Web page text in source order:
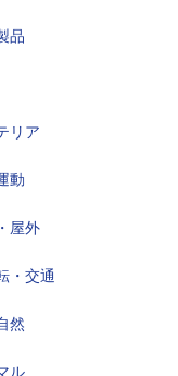
品
リア
動
屋外
・交通
然
ル